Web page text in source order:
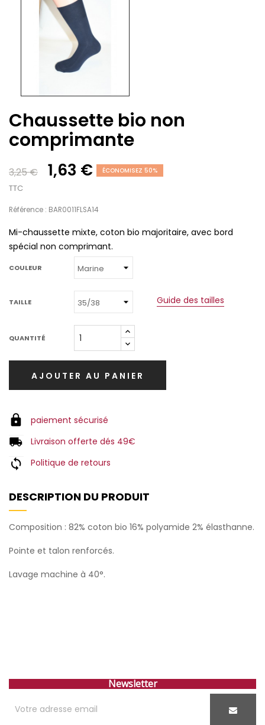
Chaussette bio non
comprimante
3,25 € 1,63 € ÉCONOMISEZ 50%
TTC
Référence : BAR0011FLSA14
Mi-chaussette mixte, coton bio majoritaire, avec bord
spécial non comprimant.
COULEUR
TAILLE Guide des tailles
QUANTITÉ
AJOUTER AU PANIER
paiement sécurisé
Livraison offerte dés 49€
Politique de retours
DESCRIPTION DU PRODUIT
Composition : 82% coton bio 16% polyamide 2% élasthanne.
Pointe et talon renforcés.
Lavage machine à 40°.
Newsletter